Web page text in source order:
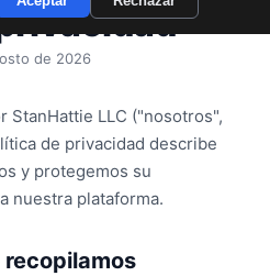
de 2026
StanHattie LLC ("nosotros",
de privacidad describe
y protegemos su
nuestra plataforma.
recopilamos